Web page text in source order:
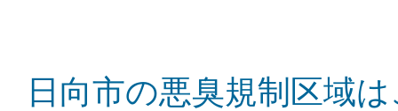
日向市の悪臭規制区域